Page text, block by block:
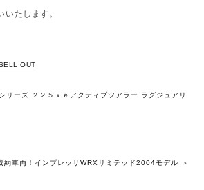
いたします。
OUT
リーズ ２２５ｘｅアクティブツアラー ラグジュアリ
約車両！インプレッサWRXリミテッド2004モデル ＞